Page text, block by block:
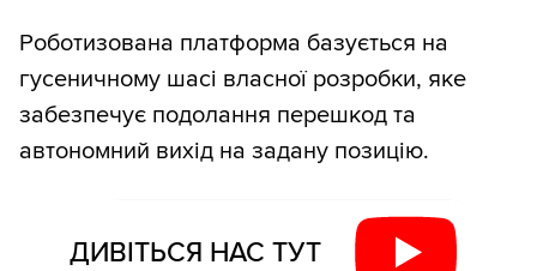
Роботизована платформа базується на
гусеничному шасі власної розробки, яке
забезпечує подолання перешкод та
автономний вихід на задану позицію.
ДИВІТЬСЯ НАС ТУТ